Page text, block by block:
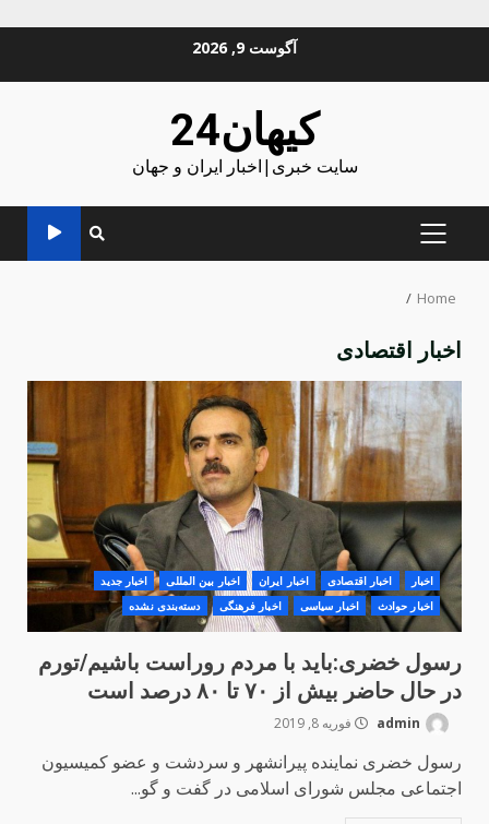
آگوست 9, 2026
کیهان24
سایت خبری|اخبار ایران و جهان
PRIMARY
Home
اخبار اقتصادی
اخبار اخبار اقتصادی اخبار ایران اخبار بین المللی
اخبار جدید
اخبار حوادث
اخبار سیاسی اخبار فرهنگی دسته‌بندی نشده
رسول خضری:باید با مردم روراست باشیم/تورم
در حال حاضر بیش از ۷۰ تا ۸۰ درصد است
فوریه 8, 2019
رسول خضری نماینده پیرانشهر و سردشت و عضو کمیسیون
اجتماعی مجلس شورای اسلامی در گفت و گو...